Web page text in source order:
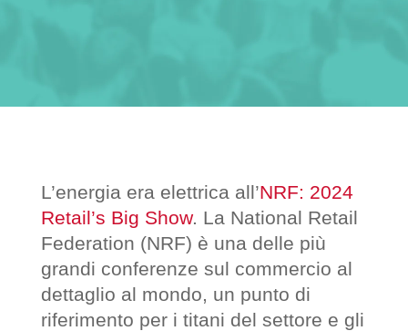
L’energia era elettrica all’NRF: 2024
Retail’s Big Show. La National Retail
Federation (NRF) è una delle più
grandi conferenze sul commercio al
dettaglio al mondo, un punto di
riferimento per i titani del settore e gli